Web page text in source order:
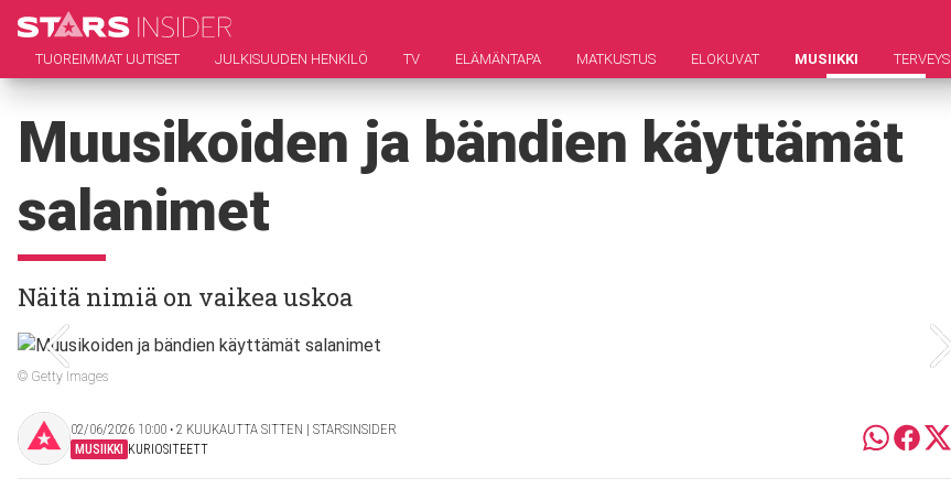
TUOREIMMAT UUTISET JULKISUUDEN HENKILÖ TV ELÄMÄNTAPA MATKUSTUS ELOKUVAT MUSIIKKI TERVEYS
Muusikoiden ja bändien käyttämät
salanimet
Näitä nimiä on vaikea uskoa
© Getty Images
02/06/2026 10:00 ‧ 2 KUUKAUTTA SITTEN | STARSINSIDER
MUSIIKKI KURIOSITEETT